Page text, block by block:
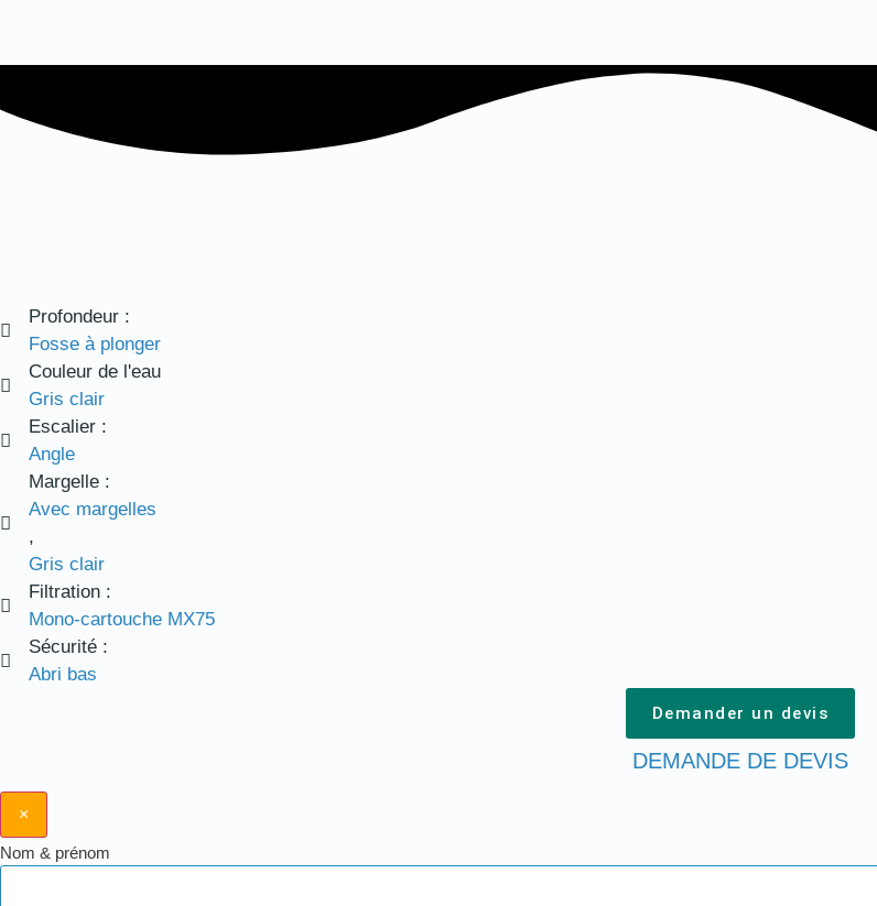
Profondeur :
Fosse à plonger
Couleur de l'eau
Gris clair
Escalier :
Angle
Margelle :
Avec margelles
,
Gris clair
Filtration :
Mono-cartouche MX75
Sécurité :
Abri bas
Demander un devis
DEMANDE DE DEVIS
×
Nom & prénom